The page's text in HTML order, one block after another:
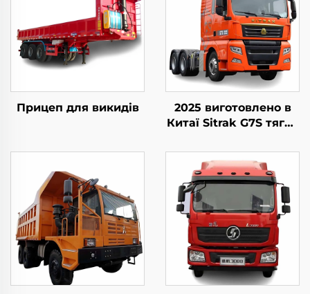
Прицеп для викидів
2025 виготовлено в
Китаї Sitrak G7S тягач
для продажу